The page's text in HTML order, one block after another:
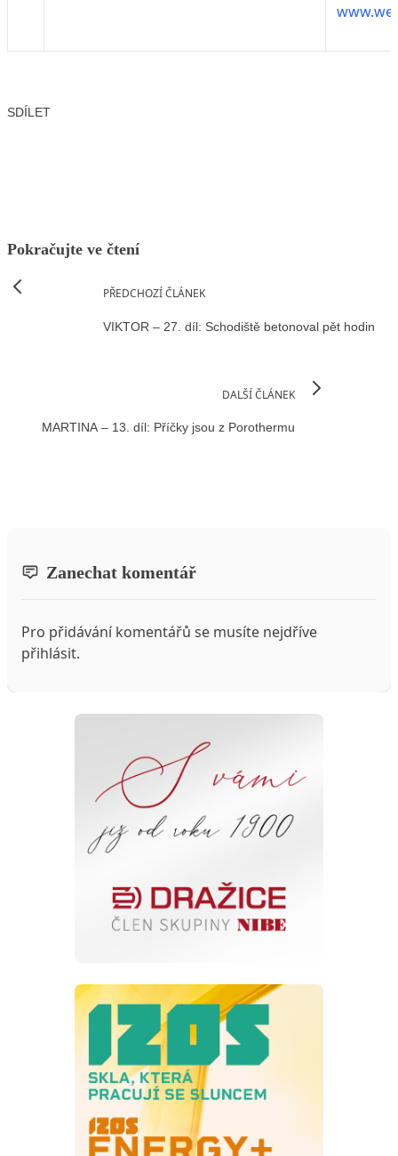
SDÍLET
Pokračujte ve čtení
PŘEDCHOZÍ ČLÁNEK
VIKTOR – 27. díl: Schodiště betonoval pět hodin
DALŠÍ ČLÁNEK
MARTINA – 13. díl: Příčky jsou z Porothermu
Zanechat komentář
Pro přidávání komentářů se musíte nejdříve
přihlásit.